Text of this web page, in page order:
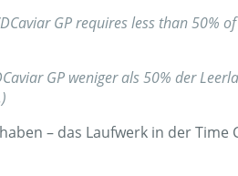
GP requires less than 50%
GP weniger als 50% der
– das Laufwerk in der